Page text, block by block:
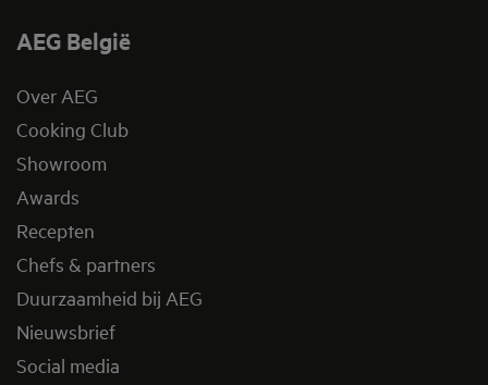
AEG België
Over AEG
Cooking Club
Showroom
Awards
Recepten
Chefs & partners
Duurzaamheid bij AEG
Nieuwsbrief
Social media